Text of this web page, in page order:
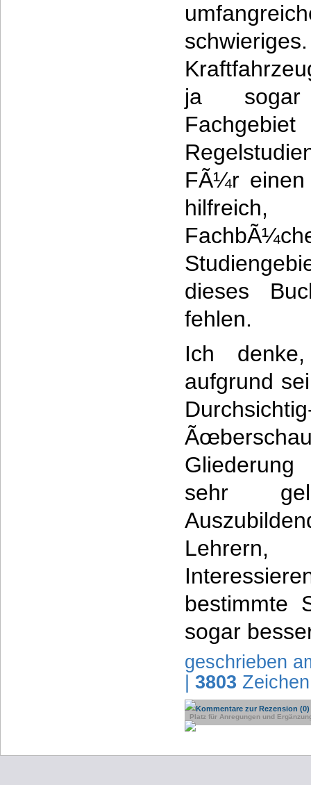
schwieriges.
ja sogar
FÃ¼r
hilfreich,
dieses
fehlen.
Ich
aufgrund
sehr
bestimmte
sogar
geschrieben
3803 Zeichen
Kommentare zur Rezension (0)
Platz für Anregungen und